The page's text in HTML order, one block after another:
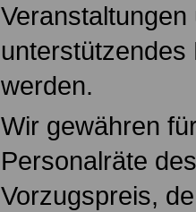
unterstützendes
werden.
Wir gewähren
Personalräte
Vorzugspreis,